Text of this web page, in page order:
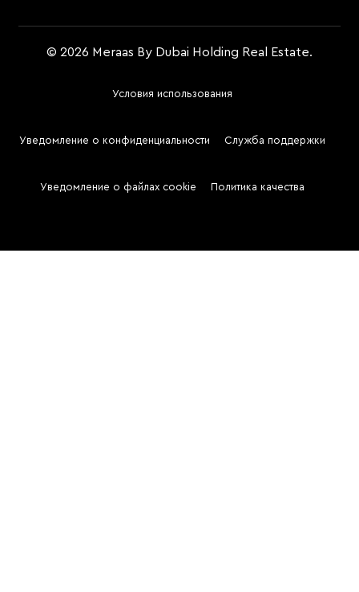
© 2026 Meraas By Dubai Holding Real Estate.
Two
Условия использования
Уведомление о конфиденциальности Служба поддержки
Уведомление о файлах cookie Политика качества